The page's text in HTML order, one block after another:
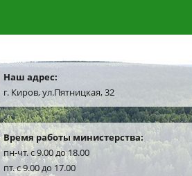
Наш адрес:
г. Киров, ул.Пятницкая, 32
Время работы министерства:
пн-чт. с 9.00 до 18.00
пт. с 9.00 до 17.00